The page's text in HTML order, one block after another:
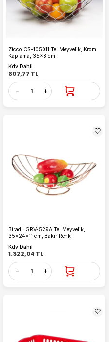
Zicco CS-105011 Tel Meyvelik, Krom
Kaplama, 35x8 cm
Kdv Dahil
807,77 TL
Biradlı GRV-529A Tel Meyvelik,
35x24x11 cm, Bakır Renk
Kdv Dahil
1.322,04 TL